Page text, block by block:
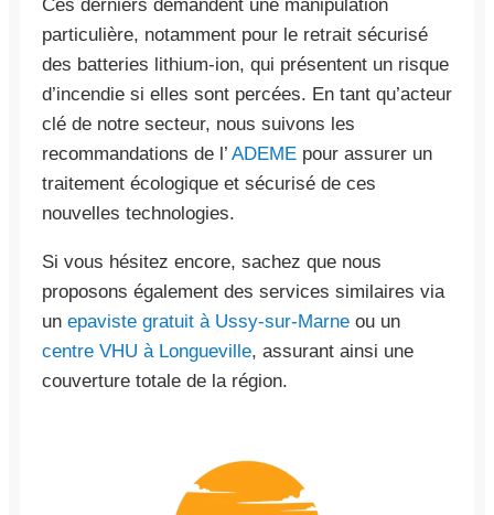
Ces derniers demandent une manipulation
particulière, notamment pour le retrait sécurisé
des batteries lithium-ion, qui présentent un risque
d’incendie si elles sont percées. En tant qu’acteur
clé de notre secteur, nous suivons les
recommandations de l’ ADEME pour assurer un
traitement écologique et sécurisé de ces
nouvelles technologies.
Si vous hésitez encore, sachez que nous
proposons également des services similaires via
un epaviste gratuit à Ussy-sur-Marne ou un
centre VHU à Longueville, assurant ainsi une
couverture totale de la région.